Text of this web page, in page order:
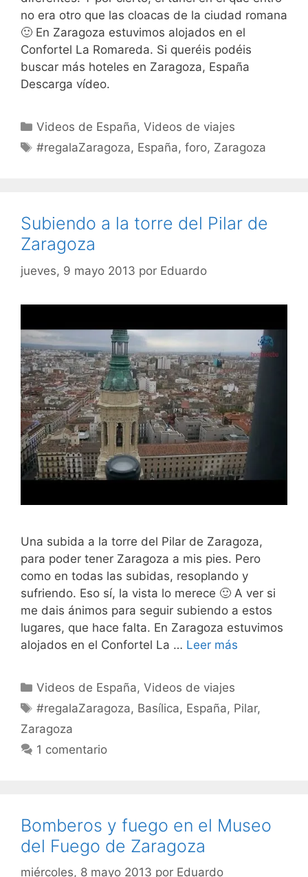
no era otro que las cloacas de la ciudad romana
🙂 En Zaragoza estuvimos alojados en el
Confortel La Romareda. Si queréis podéis
buscar más hoteles en Zaragoza, España
Descarga vídeo.
Categorías
Videos de España,Videos de viajes
Etiquetas
#regalaZaragoza, España,foro, Zaragoza
Subiendo a la torre del Pilar de
Zaragoza
jueves, 9 mayo 2013 por Eduardo
Una subida a la torre del Pilar de Zaragoza,
para poder tener Zaragoza a mis pies. Pero
como en todas las subidas, resoplando y
sufriendo. Eso sí, la vista lo merece 🙂 A ver si
me dais ánimos para seguir subiendo a estos
lugares, que hace falta. En Zaragoza estuvimos
alojados en el Confortel La … Leer más
Categorías
Videos de España,Videos de viajes
Etiquetas
#regalaZaragoza, Basílica, España, Pilar,
Zaragoza
1 comentario
Bomberos y fuego en el Museo
del Fuego de Zaragoza
miércoles, 8 mayo 2013 por Eduardo